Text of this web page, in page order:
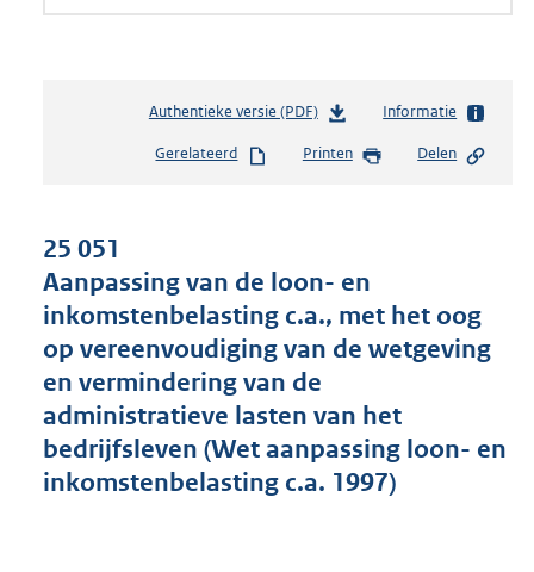
Authentieke versie (PDF)b
s
s
o
o
t
e
:
Informatie
Gerelateerd Printen Delen
25 051
Aanpassing van de loon- en
inkomstenbelasting c.a., met het oog
op vereenvoudiging van de wetgeving
en vermindering van de
administratieve lasten van het
bedrijfsleven (Wet aanpassing loon- en
inkomstenbelasting c.a. 1997)